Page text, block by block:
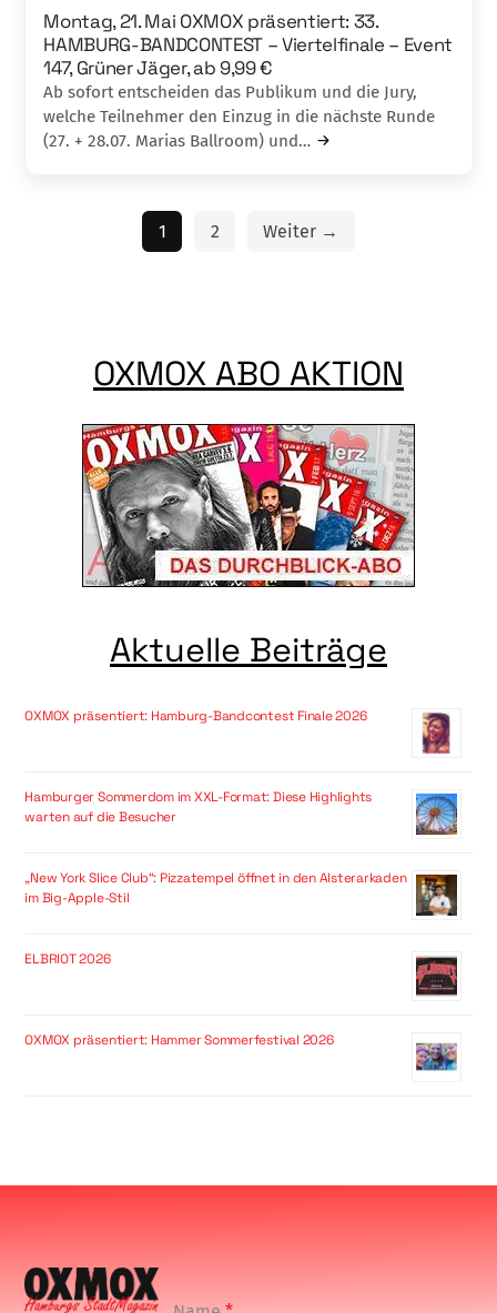
Montag, 21. Mai OXMOX präsentiert: 33.
HAMBURG-BANDCONTEST – Viertelfinale – Event
147, Grüner Jäger, ab 9,99 €
Ab sofort entscheiden das Publikum und die Jury,
welche Teilnehmer den Einzug in die nächste Runde
(27. + 28.07. Marias Ballroom) und…
1 2 Weiter →
OXMOX ABO AKTION
Aktuelle Beiträge
OXMOX präsentiert: Hamburg-Bandcontest Finale 2026
Hamburger Sommerdom im XXL-Format: Diese Highlights
warten auf die Besucher
„New York Slice Club“: Pizzatempel öffnet in den Alsterarkaden
im Big-Apple-Stil
ELBRIOT 2026
OXMOX präsentiert: Hammer Sommerfestival 2026